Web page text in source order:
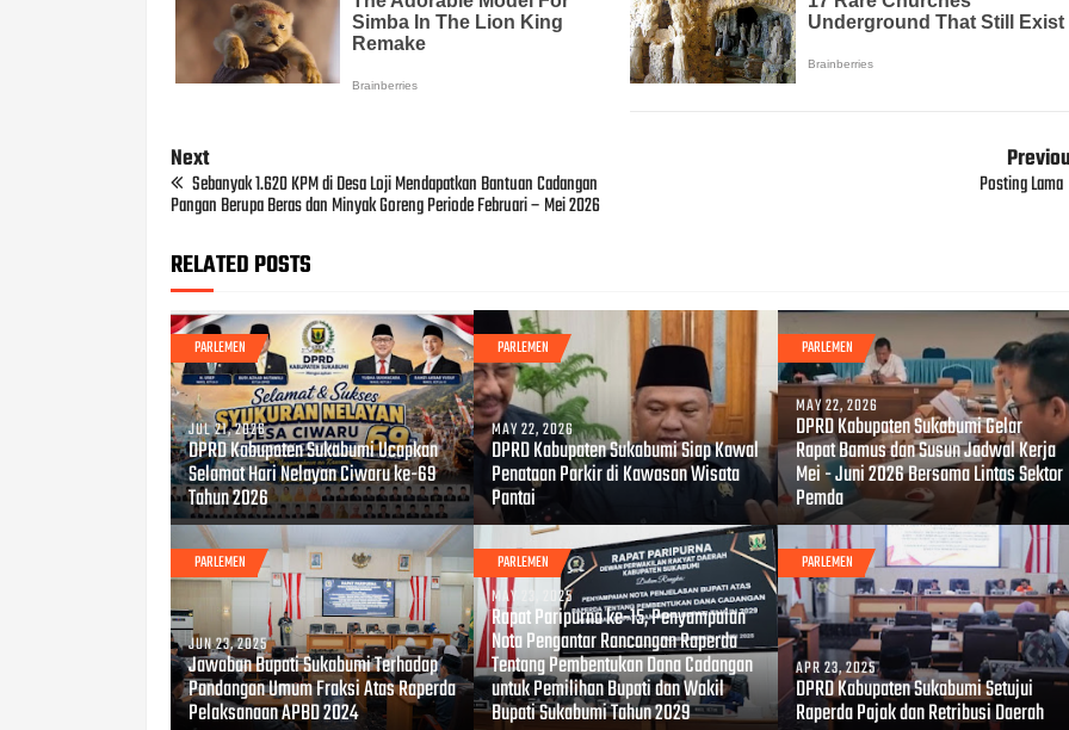
Next
Sebanyak 1.620 KPM di Desa Loji Mendapatkan Bantuan Cadangan
Pangan Berupa Beras dan Minyak Goreng Periode Februari – Mei 2026
Posting Lama
RELATED POSTS
PARLEMEN
JUL 21, 2026
DPRD Kabupaten Sukabumi Ucapkan
Selamat Hari Nelayan Ciwaru ke-69
Tahun 2026
PARLEMEN
MAY 22, 2026
DPRD Kabupaten Sukabumi Siap Kawal
Penataan Parkir di Kawasan Wisata
Pantai
PARLEMEN
MAY 22, 2026
DPRD Kabupaten Sukabumi Gelar
Rapat Bamus dan Susun Jadwal Kerja
Mei - Juni 2026 Bersama Lintas Sektor
Pemda
PARLEMEN
JUN 23, 2025
Jawaban Bupati Sukabumi Terhadap
Pandangan Umum Fraksi Atas Raperda
Pelaksanaan APBD 2024
PARLEMEN
MAY 23, 2025
Rapat Paripurna ke-15, Penyampaian
Nota Pengantar Rancangan Raperda
Tentang Pembentukan Dana Cadangan
untuk Pemilihan Bupati dan Wakil
Bupati Sukabumi Tahun 2029
PARLEMEN
APR 23, 2025
DPRD Kabupaten Sukabumi Setujui
Raperda Pajak dan Retribusi Daerah